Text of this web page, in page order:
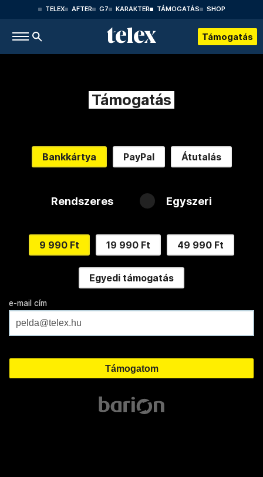
TELEX AFTER G7 KARAKTER TÁMOGATÁS SHOP
Támogatás
Támogatás
Bankkártya PayPal Átutalás
Rendszeres Egyszeri
9 990 Ft 19 990 Ft 49 990 Ft
Egyedi támogatás
e-mail cím